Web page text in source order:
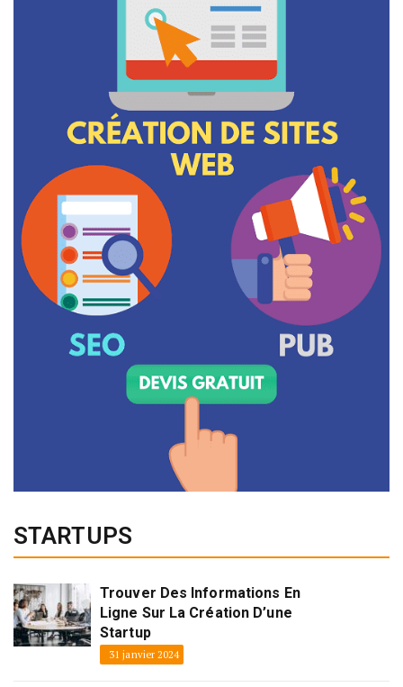
STARTUPS
Trouver Des Informations En
Ligne Sur La Création D’une
Startup
31 janvier 2024